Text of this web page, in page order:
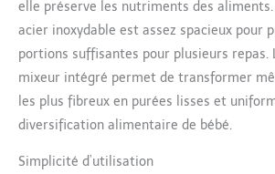
dans l’Ain et
d’Or, sa lame
Sabatier
Puy-de-Dôme
CONTENANCE
capacité de
elle préserve les nutriments des aliments.
acier inoxydable est assez spacieux pour
portions suffisantes pour plusieurs repas.
mixeur intégré permet de transformer
les plus fibreux en purées lisses et
diversification alimentaire de bébé.
Simplicité d’utilisation